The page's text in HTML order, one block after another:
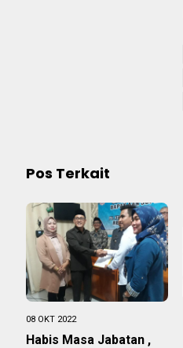
Pos Terkait
08 OKT 2022
Habis Masa Jabatan ,